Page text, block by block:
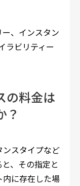
、インスタン
ラビリティー
の料金は
？
スタイプなど
、その指定と
に存在した場